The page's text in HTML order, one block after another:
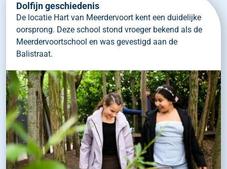
Dolfijn geschiedenis
De locatie Hart van Meerdervoort kent een duidelijke
oorsprong. Deze school stond vroeger bekend als de
Meerdervoortschool en was gevestigd aan de
Balistraat.